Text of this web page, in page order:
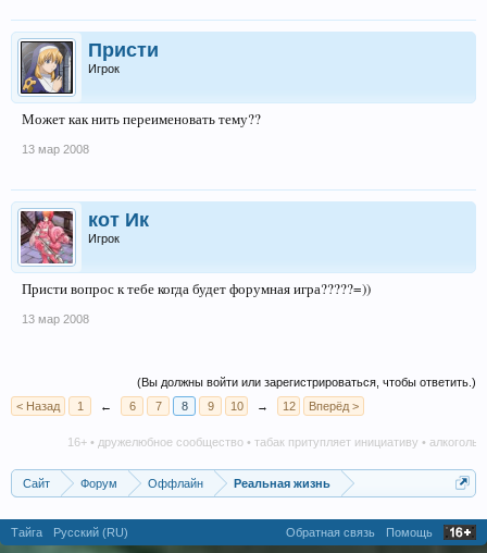
Присти
Игрок
Может как нить переименовать тему??
13 мар 2008
кот Ик
Игрок
Присти вопрос к тебе когда будет форумная игра?????=))
13 мар 2008
(Вы должны войти или зарегистрироваться, чтобы ответить.)
< Назад
1 ← 6 7 8 9 10 → 12 Вперёд >
16+ • дружелюбное сообщество • табак притупляет инициативу • алкоголь
Сайт Форум Оффлайн Реальная жизнь
Тайга Русский (RU) Обратная связь
Помощь